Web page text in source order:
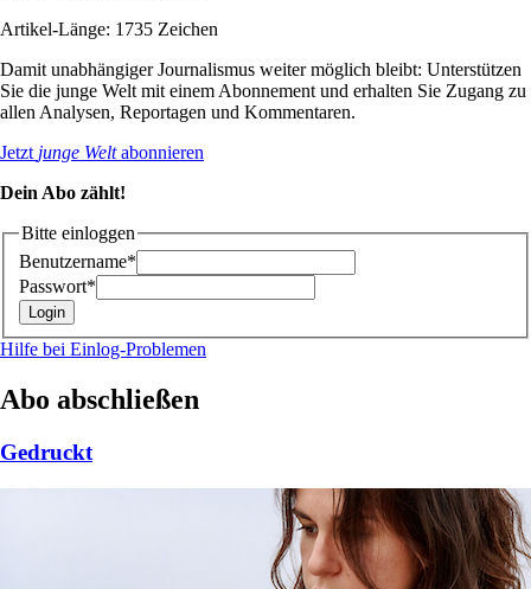
Artikel-Länge: 1735 Zeichen
Damit unabhängiger Journalismus weiter möglich bleibt: Unterstützen
Sie die junge Welt mit einem Abonnement und erhalten Sie Zugang zu
allen Analysen, Reportagen und Kommentaren.
Jetzt junge Weltabonnieren
Dein Abo zählt!
Bitte einloggen
Benutzername*
Passwort*
Hilfe bei Einlog-Problemen
Abo abschließen
Gedruckt